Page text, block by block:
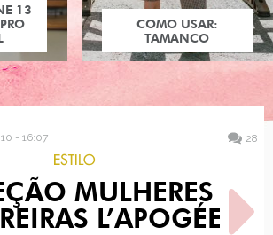
COMO USAR:
BLUSA UM OMBRO
SÓ
- 16:07 28
ESTILO
MULHERES
L’APOGÉE